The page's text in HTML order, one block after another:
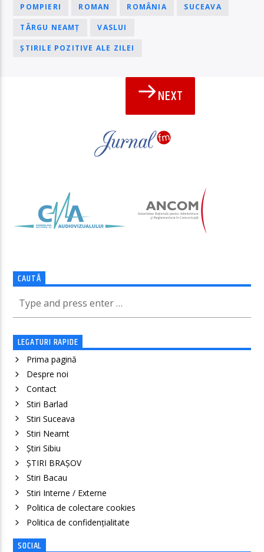
POMPIERI ROMAN ROMÂNIA SUCEAVA
TÂRGU NEAMȚ VASLUI
ȘTIRILE POZITIVE ALE ZILEI
NEXT
CAUTĂ
LEGATURI RAPIDE
Prima pagină
Despre noi
Contact
Stiri Barlad
Stiri Suceava
Stiri Neamt
Știri Sibiu
ȘTIRI BRAȘOV
Stiri Bacau
Stiri Interne / Externe
Politica de colectare cookies
Politica de confidenţialitate
SOCIAL